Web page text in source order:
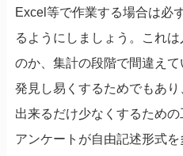
Excel等で作業する場合は必
るようにしましょう。これ
のか、集計の段階で間違え
発見し易くするためでもあ
出来るだけ少なくするための
アンケートが自由記述形式